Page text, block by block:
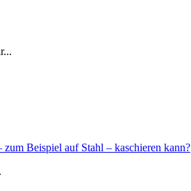
Beispiel auf Stahl – kaschieren kann?